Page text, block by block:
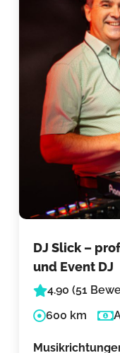
DJ Slick –
und Event DJ
4.90 (51
600 km